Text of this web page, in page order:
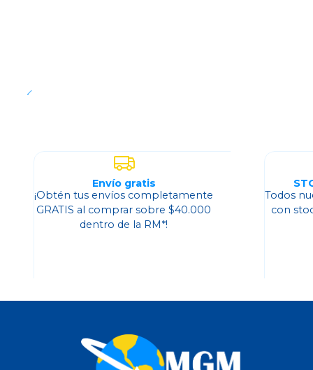
Envío gratis
¡Obtén tus envíos completamente
GRATIS al comprar sobre $40.000
dentro de la RM*!
Todos
con